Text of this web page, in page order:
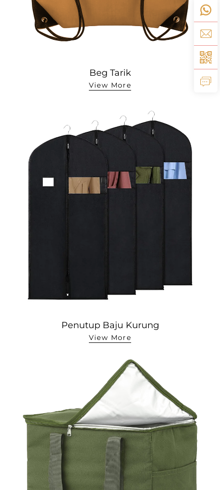
Beg Tarik
View More
Penutup Baju Kurung
View More